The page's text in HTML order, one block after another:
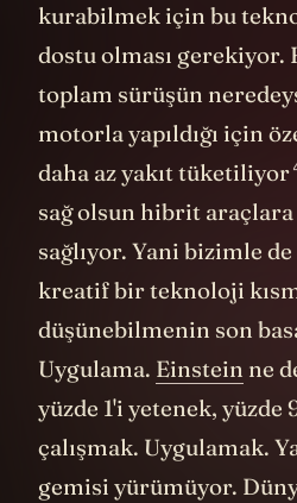
kurabilmek için bu
dostu olması
toplam sürüşün
motorla yapıldığı için
daha azyakıt tüketiliyor
sağ olsun hibrit araçlara
sağlıyor. Yani bizimle
kreatif bir teknoloji
düşünebilmenin son
Uygulama. Einstein ne
yüzde 1'i yetenek, yüzde
çalışmak. Uygulamak.
gemisi yürümüyor.